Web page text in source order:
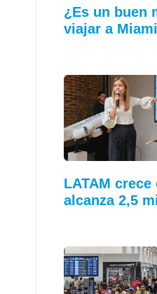
¿Es un buen
viajar a
LATAM
alcanza 2,5